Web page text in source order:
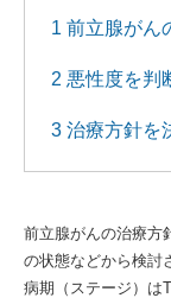
1 前立腺がん
2 悪性度を判
3 治療方針を
前立腺がんの治療方
の状態などから検討
病期（ステージ）は